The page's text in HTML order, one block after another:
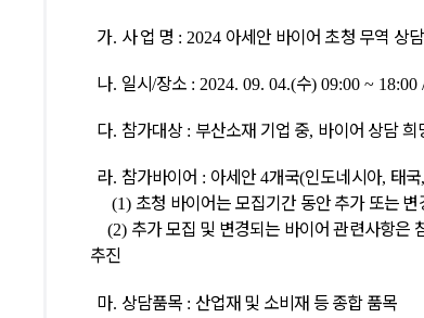
가. 사 업 명 : 2024 아세안 바이어 초청 무역 상
나. 일시/장소 : 2024. 09. 04.(수) 09:00 ~ 18:00
다. 참가대상 : 부산소재 기업 중, 바이어 상담
라. 참가바이어 : 아세안4개국(인도네시아, 태국,
(1) 초청 바이어는 모집기간 동안 추가 또는 변
(2) 추가 모집 및 변경되는 바이어 관련사항은
추진
마. 상담품목 : 산업재 및 소비재 등 종합 품목